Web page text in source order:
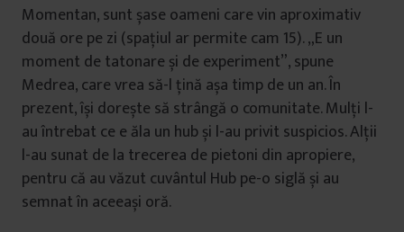
Momentan, sunt șase oameni care vin aproximativ
două ore pe zi (spațiul ar permite cam 15). „E un
moment de tatonare și de experiment”, spune
Medrea, care vrea să-l țină așa timp de un an. În
prezent, își dorește să strângă o comunitate. Mulți l-
au întrebat ce e ăla un hub și l-au privit suspicios. Alții
l-au sunat de la trecerea de pietoni din apropiere,
pentru că au văzut cuvântul Hub pe-o siglă și au
semnat în aceeași oră.